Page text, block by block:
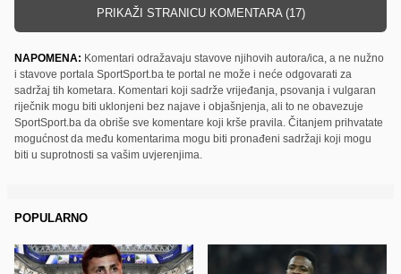
PRIKAŽI STRANICU KOMENTARA (17)
NAPOMENA: Komentari odražavaju stavove njihovih autora/ica, a ne nužno
i stavove portala SportSport.ba te portal ne može i neće odgovarati za
sadržaj tih kometara. Komentari koji sadrže vrijeđanja, psovanja i vulgaran
riječnik mogu biti uklonjeni bez najave i objašnjenja, ali to ne obavezuje
SportSport.ba da obriše sve komentare koji krše pravila. Čitanjem prihvatate
mogućnost da među komentarima mogu biti pronađeni sadržaji koji mogu
biti u suprotnosti sa vašim uvjerenjima.
POPULARNO